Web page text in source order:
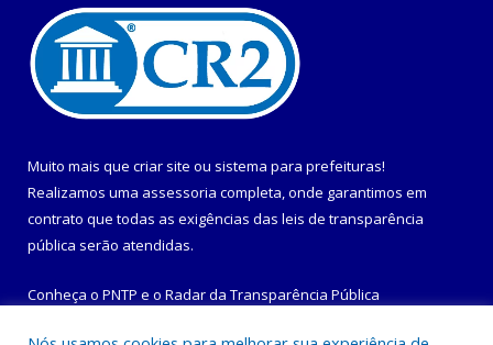
Muito mais que criar site ou sistema para prefeituras!
Realizamos uma assessoria completa, onde garantimos em
contrato que todas as exigências das leis de transparência
pública serão atendidas.
Conheça o PNTP e o Radar da Transparência Pública